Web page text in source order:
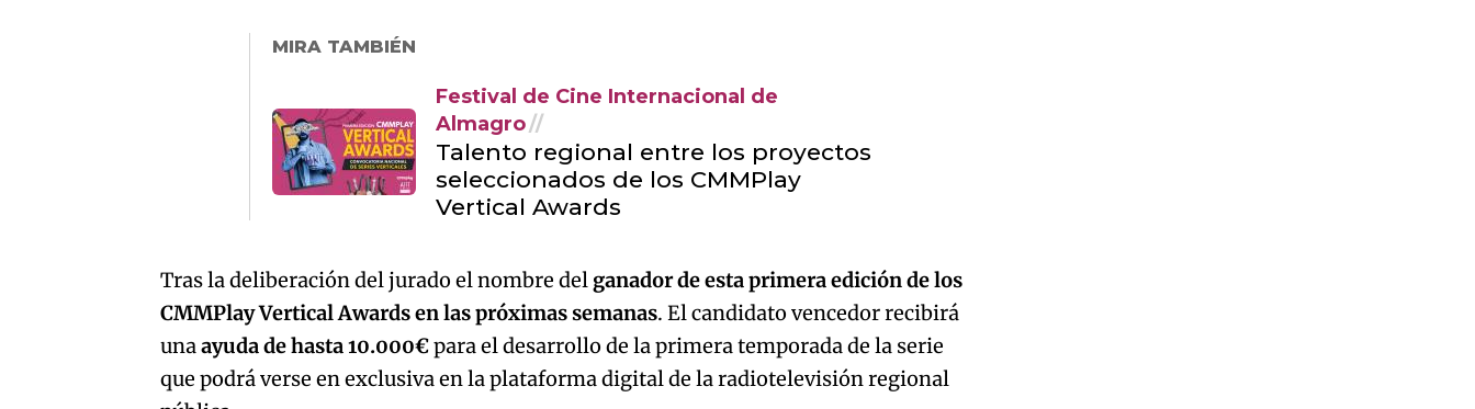
MIRA TAMBIÉN
Festival de Cine Internacional de
Almagro
Talento regional entre los proyectos
seleccionados de los CMMPlay
Vertical Awards
Tras la deliberación del jurado el nombre del ganador de esta primera edición de los
CMMPlay Vertical Awards en las próximas semanas. El candidato vencedor recibirá
unaayuda de hasta 10.000€para el desarrollo de la primera temporada de la serie
que podrá verse en exclusiva en la plataforma digital de la radiotelevisión regional